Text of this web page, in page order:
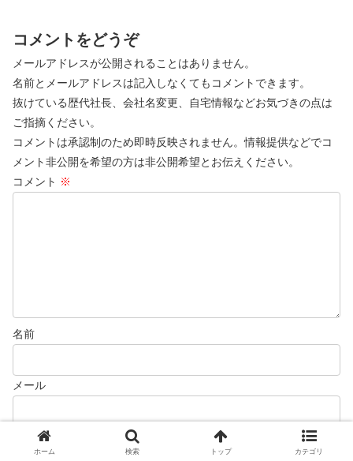
コメントをどうぞ
メールアドレスが公開されることはありません。
名前とメールアドレスは記入しなくてもコメントできます。
抜けている歴代社長、会社名変更、自宅情報などお気づきの点は
ご指摘ください。
コメントは承認制のため即時反映されません。情報提供などでコ
メント非公開を希望の方は非公開希望とお伝えください。
コメント ※
名前
メール
ホーム 検索 トップ カテゴリ